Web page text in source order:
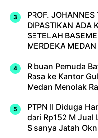
PROF. JOHANNES
DIPASTIKAN ADA
SETELAH
MERDEKA
Ribuan Pemuda
Rasa ke Kantor
Medan Menolak
PTPN II Diduga
dari Rp152 M Jual
Sisanya Jatah